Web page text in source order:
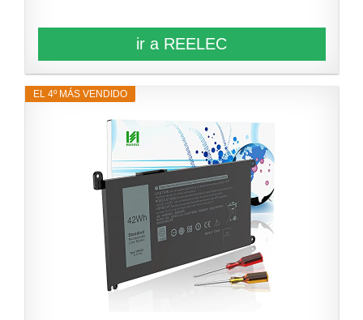
ir a REELEC
EL 4º MÁS VENDIDO